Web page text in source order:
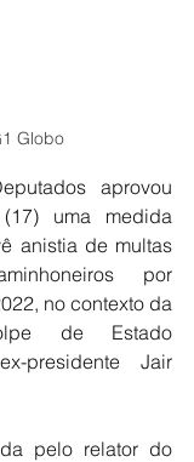
Globo
aprovou
uma medida
anistia de multas
por
no contexto da
de Estado
presidente Jair
pelo relator do